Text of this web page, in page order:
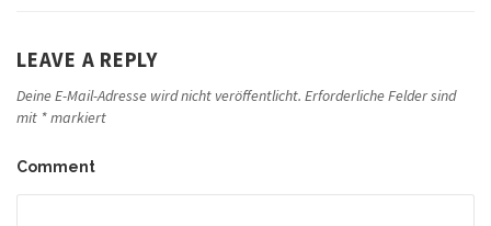
LEAVE A REPLY
Deine E-Mail-Adresse wird nicht veröffentlicht. Erforderliche Felder sind
mit *markiert
Comment